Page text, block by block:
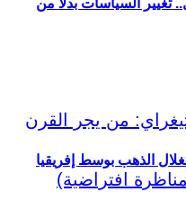
السياسات بدلاً من
الذهب بوسط إفريقيا